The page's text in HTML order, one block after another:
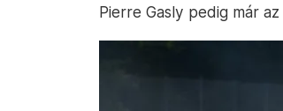
Pierre Gasly pedig már